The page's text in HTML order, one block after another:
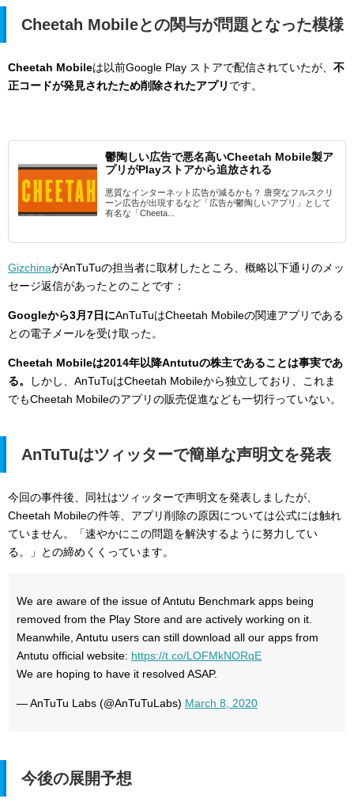
Cheetah Mobileとの関与が問題となった模様
Cheetah Mobileは以前Google Play ストアで配信されていたが、 不
正コードが発見されたため削除されたアプリ です。
鬱陶しい広告で悪名高いCheetah Mobile製ア
プリがPlayストアから追放される
悪質なインターネット広告が減るかも？ 唐突なフルスクリ
ーン広告が出現するなど「広告が鬱陶しいアプリ」として
有名な「Cheeta...
GizchinaがAnTuTuの担当者に取材したところ、概略以下通りのメッ
セージ返信があったとのことです：
Googleから3月7日にAnTuTuはCheetah Mobileの関連アプリである
との電子メールを受け取った。
Cheetah Mobileは2014年以降Antutuの株主であることは事実であ
る。
しかし、AnTuTuはCheetah Mobileから独立しており、これま
でもCheetah Mobileのアプリの販売促進なども一切行っていない。
AnTuTuはツィッターで簡単な声明文を発表
今回の事件後、同社はツィッターで声明文を発表しましたが、
Cheetah Mobileの件等、アプリ削除の原因については公式には触れ
ていません。「速やかにこの問題を解決するように努力してい
る。」との締めくくっています。
We are aware of the issue of Antutu Benchmark apps being
removed from the Play Store and are actively working on it.
Meanwhile, Antutu users can still download all our apps from
Antutu official website: https://t.co/LOFMkNORqE
We are hoping to have it resolved ASAP.
— AnTuTu Labs (@AnTuTuLabs) March 8, 2020
今後の展開予想